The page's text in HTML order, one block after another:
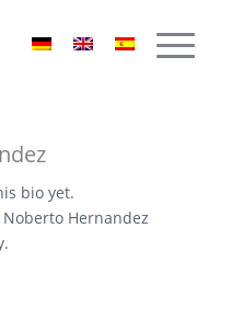
bio yet.
Noberto Hernandez